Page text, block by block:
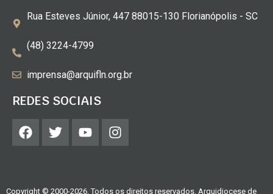
Rua Esteves Júnior, 447 88015-130 Florianópolis - SC
(48) 3224-4799
imprensa@arquifln.org.br
REDES SOCIAIS
Copyright © 2000-2026. Todos os direitos reservados. Arquidiocese de